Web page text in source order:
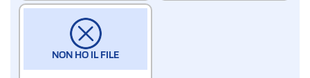
NON HO IL FILE